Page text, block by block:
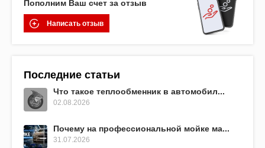
Пополним Ваш счет за отзыв
Написать отзыв
Последние статьи
Что такое теплообменник в автомобил...
02.08.2026
Почему на профессиональной мойке ма...
31.07.2026